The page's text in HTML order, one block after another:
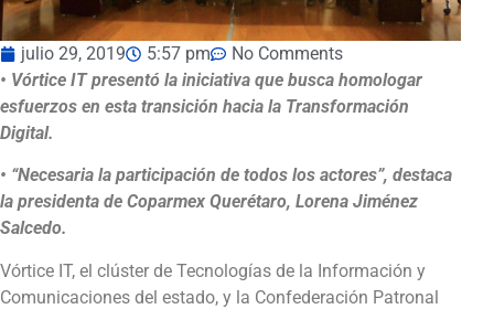
julio 29, 2019 5:57 pm
No Comments
• Vórtice IT presentó la iniciativa que busca homologar
esfuerzos en esta transición hacia la Transformación
Digital.
• “Necesaria la participación de todos los actores”, destaca
la presidenta de Coparmex Querétaro, Lorena Jiménez
Salcedo.
Vórtice IT, el clúster de Tecnologías de la Información y
Comunicaciones del estado, y la Confederación Patronal